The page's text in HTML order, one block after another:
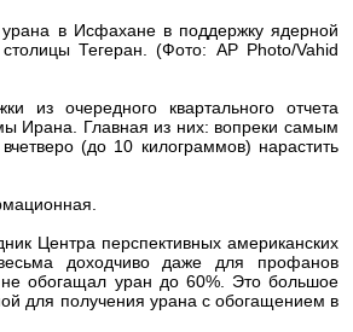
в Исфахане в поддержку ядерной
Тегеран. (Фото: AP Photo/Vahid
из очередного квартального отчета
Ирана. Главная из них: вопреки самым
(до 10 килограммов) нарастить
Центра перспективных американских
доходчиво даже для профанов
обогащал уран до 60%. Это большое
для получения урана с обогащением в